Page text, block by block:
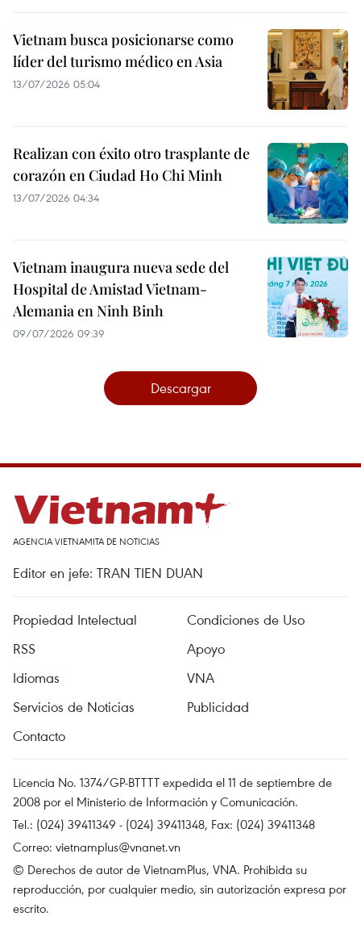
Vietnam busca posicionarse como
líder del turismo médico en Asia
13/07/2026 05:04
Realizan con éxito otro trasplante de
corazón en Ciudad Ho Chi Minh
13/07/2026 04:34
Vietnam inaugura nueva sede del
Hospital de Amistad Vietnam-
Alemania en Ninh Binh
09/07/2026 09:39
Descargar
AGENCIA VIETNAMITA DE NOTICIAS
Editor en jefe: TRAN TIEN DUAN
Propiedad Intelectual
Condiciones de Uso
RSS
Apoyo
Idiomas
VNA
Servicios de Noticias
Publicidad
Contacto
Licencia No. 1374/GP-BTTTT expedida el 11 de septiembre de
2008 por el Ministerio de Información y Comunicación.
Tel.: (024) 39411349 - (024) 39411348, Fax: (024) 39411348
Correo: vietnamplus@vnanet.vn
© Derechos de autor de VietnamPlus, VNA. Prohibida su
reproducción, por cualquier medio, sin autorización expresa por
escrito.